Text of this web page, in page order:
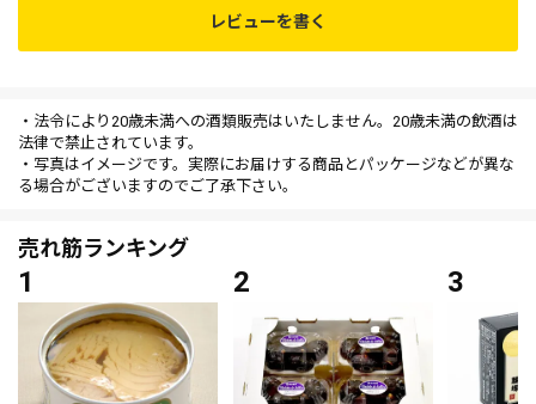
レビューを書く
・法令により20歳未満への酒類販売はいたしません。20歳未満の飲酒は
法律で禁止されています。
・写真はイメージです。実際にお届けする商品とパッケージなどが異な
る場合がございますのでご了承下さい。
売れ筋ランキング